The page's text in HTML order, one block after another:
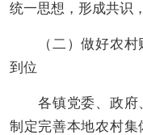
统一思想，形成共识
（二）做好农
到位
各镇党委、政府
制定完善本地农村